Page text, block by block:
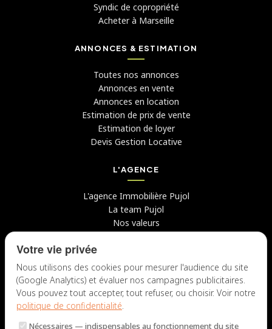
Syndic de copropriété
Acheter à Marseille
ANNONCES & ESTIMATION
Toutes nos annonces
Annonces en vente
Annonces en location
Estimation de prix de vente
Estimation de loyer
Devis Gestion Locative
L'AGENCE
L'agence Immobilière Pujol
La team Pujol
Nos valeurs
Avis clients
Candidater chez nous
NOUS CONTACTER
Votre vie privée
Nous utilisons des cookies pour mesurer l'audience du site
(Google Analytics) et évaluer nos campagnes publicitaires.
Vous pouvez tout accepter, tout refuser, ou choisir. Voir notre
politique de confidentialité.
Nécessaires — indispensables au fonctionnement du site